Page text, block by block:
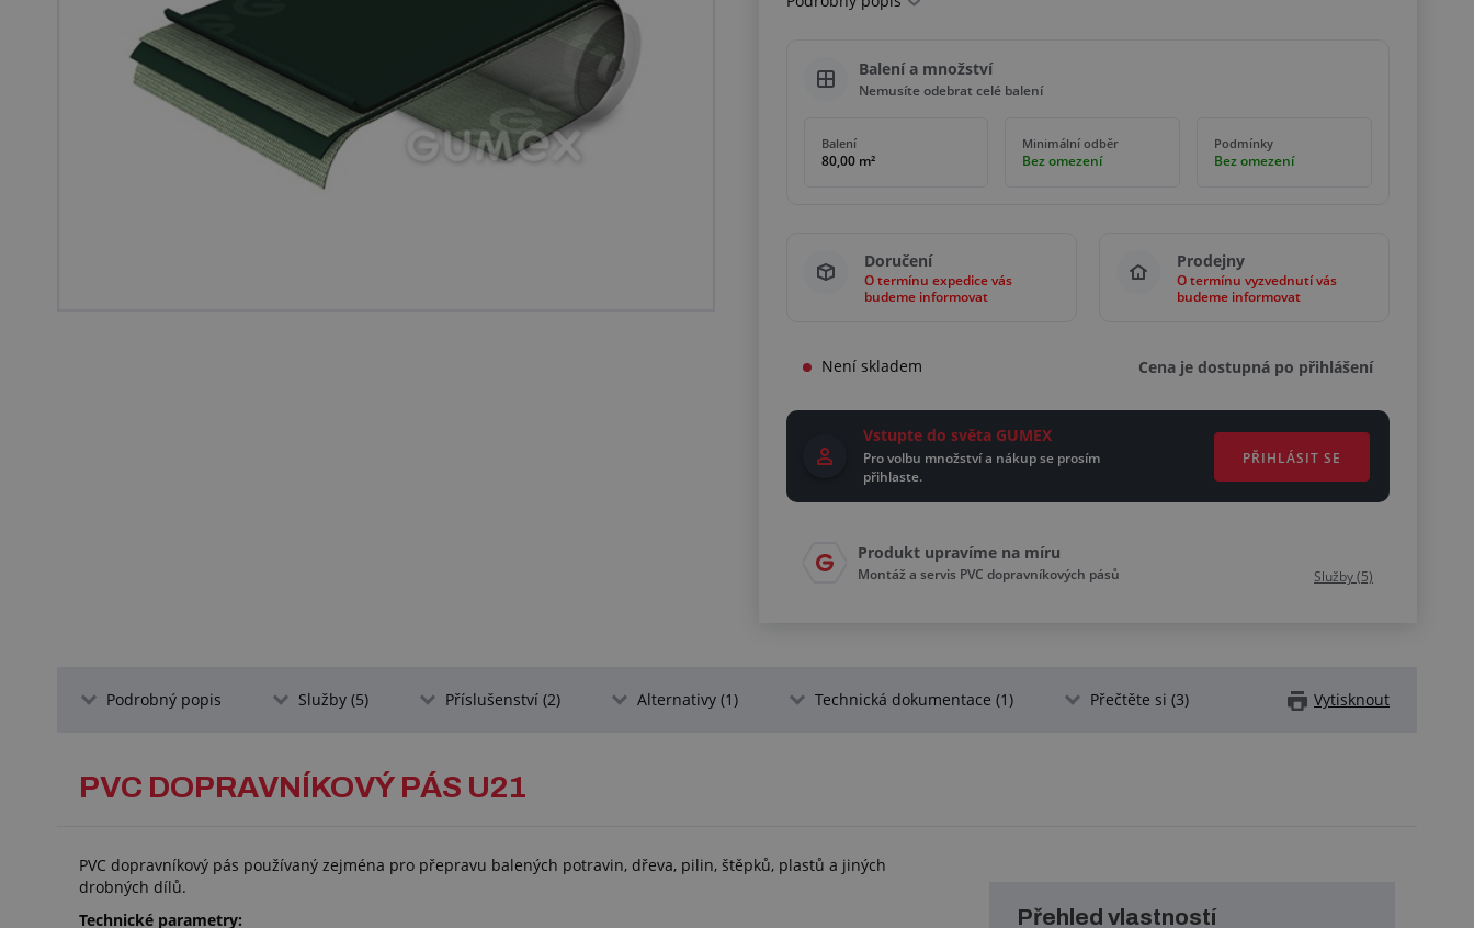
Balení a množství
Nemusíte odebrat celé balení
Balení
80,00 m²
Minimální odběr
Bez omezení
Podmínky
Bez omezení
Doručení
O termínu expedice vás
budeme informovat
Prodejny
O termínu vyzvednutí vás
budeme informovat
Není skladem Cena je dostupná po přihlášení
Vstupte do světa GUMEX
Pro volbu množství a nákup se prosím
přihlaste.
PŘIHLÁSIT SE
Produkt upravíme na míru
Montáž a servis PVC dopravníkových pásů Služby (5)
Podrobný popis Služby (5) Příslušenství (2) Alternativy (1) Technická dokumentace (1) Přečtěte si (3) Vytisknout
PVC DOPRAVNÍKOVÝ PÁS U21
PVC dopravníkový pás používaný zejména pro přepravu balených potravin, dřeva, pilin, štěpků, plastů a jiných
drobných dílů.
Technické parametry:
Přehled vlastností